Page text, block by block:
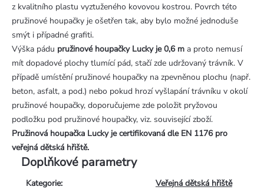
z kvalitního plastu vyztuženého kovovou kostrou. Povrch této
pružinové houpačky je ošetřen tak, aby bylo možné jednoduše
smýt i případné grafiti.
Výška pádu pružinové houpačky Lucky je 0,6 m a proto nemusí
mít dopadové plochy tlumící pád, stačí zde udržovaný trávník. V
případě umístění pružinové houpačky na zpevněnou plochu (např.
beton, asfalt, a pod.) nebo pokud hrozí vyšlapání trávníku v okolí
pružinové houpačky, doporučujeme zde položit pryžovou
podložku pod pružinové houpačky, viz. související zboží.
Pružinová houpačka Lucky je certifikovaná dle EN 1176 pro
veřejná dětská hřiště.
Doplňkové parametry
Kategorie: Veřejná dětská hřiště